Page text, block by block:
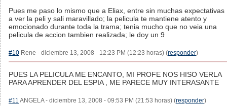
Pues me paso lo mismo que a Eliax, entre sin muchas expectativas
a ver la peli y sali maravillado; la pelicula te mantiene atento y
emocionado durante toda la trama; tenia mucho que no veia una
pelicula de accion tambien realizada; le doy un 9
#10 Rene - diciembre 13, 2008 - 12:23 PM (12:23 horas) (responder)
PUES LA PELICULA ME ENCANTO, MI PROFE NOS HISO VERLA
PARA APRENDER DEL ESPIA , ME PARECE MUY INTERASANTE
#11 ANGELA - diciembre 13, 2008 - 09:53 PM (21:53 horas) (responder)